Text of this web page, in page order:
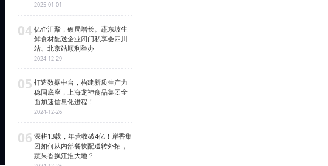
2025-01-01
04 亿企汇聚，破局增长。蔬东坡生
鲜食材配送企业闭门私享会四川
站、北京站顺利举办
2024-12-29
05 打造数据中台，构建新质生产力
稳固底座，上海龙神食品集团全
面加速信息化进程！
2024-12-26
06 深耕13载，年营收破4亿！岸香集
团如何从内部餐饮配送转外拓，
蔬果香飘江淮大地？